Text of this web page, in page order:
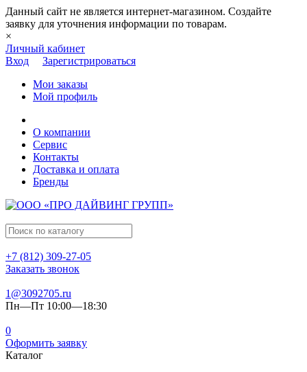
Данный сайт не является интернет-магазином. Создайте
заявку для уточнения информации по товарам.
×
Личный кабинет
Вход
Зарегистрироваться
Мои заказы
Мой профиль
О компании
Сервис
Контакты
Доставка и оплата
Бренды
+7 (812) 309-27-05
Заказать звонок
1@3092705.ru
Пн—Пт 10:00—18:30
0
Оформить заявку
Каталог